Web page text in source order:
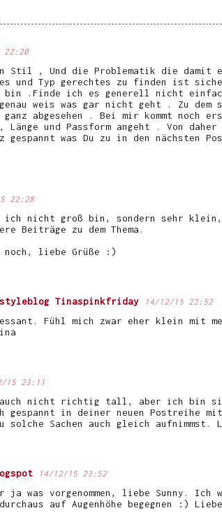
22:20
Stil , Und die Problematik die
und Typ gerechtes zu finden ist
bin .Finde ich es generell nicht einfach
weis was gar nicht geht . Zu
ganz abgesehen . Bei mir kommt noch
Länge und Passform angeht . Von
gespannt was Du zu in den nächsten
22:28
ich nicht groß bin, sondern sehr
Beiträge zu dem Thema.
noch, liebe Grüße :)
Tinaspinkfriday 14/12/15 22:52
Fühl mich zwar eher klein mit
15 23:11
nicht richtig tall, aber ich bin
gespannt in deiner neuen Postreihe
solche Sachen auch gleich aufnimmst.
14/12/15 23:52
ja was vorgenommen, liebe Sunny. Ich
auf Augenhöhe begegnen :)